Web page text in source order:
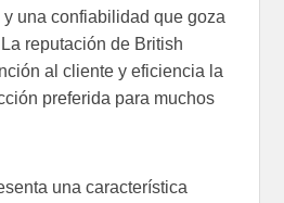
una confiabilidad que goza
reputación de British
al cliente y eficiencia la
preferida para muchos
una característica